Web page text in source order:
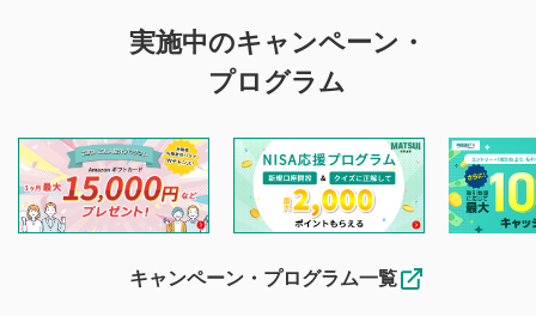
投稿に関する注意
を目的として、各動画コンテンツに、評価およびコメントの
投稿ができます。利用者は以下の注意事項をご理解のうえ、
閲覧および投稿を行うものとしてください。
他の利用者が動画を視聴される際の参考になるコメントをお
待ちしております。
なお、投稿をもって、本注意事項に同意されたものとみなし
実施中のキャンペーン・
プログラム
キャンペーン・プログラム一覧